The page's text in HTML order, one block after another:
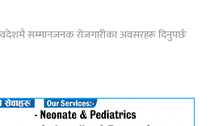
सम्मानजनक रोजगारीका अवसरहरू दिनुपर्छः